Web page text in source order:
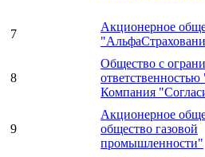
7
Акционерное
8
Общество с
ответственностью
Компания
9
Акционерное
общество газовой
промышленности"